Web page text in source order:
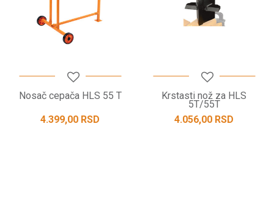
Nosač cepača HLS 55 T
4.399,00 RSD
Krstasti nož za HLS
5T/55T
4.056,00 RSD